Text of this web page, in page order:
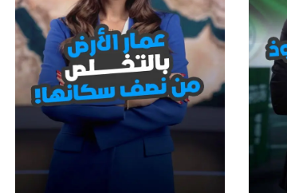
01:47